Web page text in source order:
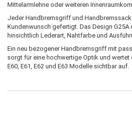
Mittelarmlehne oder weiteren
Jeder Handbremsgriff und
Kundenwunsch gefertigt. Das Design G25A
hinsichtlich Lederart, Nahtfarbe und
Ein neu bezogener Handbremsgriff mit
sorgt für eine hochwertige Optik und wertet
E60, E61, E62 und E63 Modelle sichtbar auf.